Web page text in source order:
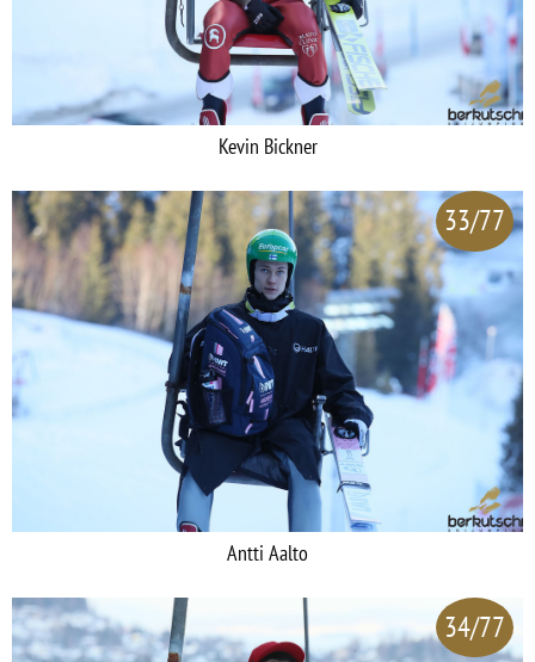
Kevin Bickner
33/77
Antti Aalto
34/77